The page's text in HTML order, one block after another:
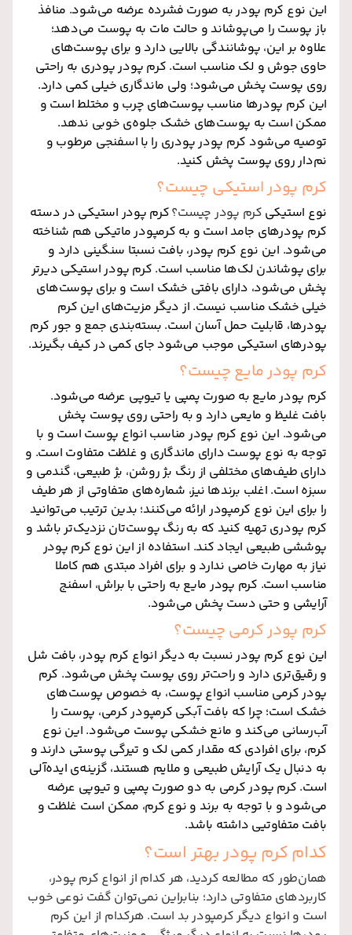
این نوع کرم پودر به صورت فشرده عرضه می‌شود. منافذ
باز پوست را می‌پوشاند و حالت مات به پوست می‌دهد؛
علاوه بر این، پوشانندگی بالایی دارد و برای پوست‌های
حاوی جوش و لک مناسب است. کرم پودر پودری به راحتی
روی پوست پخش می‌شود؛ ولی ماندگاری خیلی کمی دارد.
این کرم پودرها مناسب‌ پوست‌های چرب و مختلط است و
ممکن است به پوست‌های خشک جلوه‌ی خوبی ندهد.
توصیه می‌شود کرم پودر پودری را با اسفنجی مرطوب و
نم‌دار روی پوست پخش کنید.
کرم پودر استیکی چیست؟
نوع استیکی کرم پودر چیست؟کرم پودر استیکی در دسته
کرم پودرهای جامد است و به کرمپودر ماتیکی هم شناخته
می‌شود. این نوع کرم پودر، بافت نسبتا سنگینی دارد و
برای پوشاندن لک‌ها مناسب است. کرم پودر استیکی دیر‌تر
پخش می‌شود، دارای بافتی خشک است و برای پوست‌های
خیلی خشک مناسب نیست‌. از دیگر مزیت‌های این کرم
پودرها، قابلیت حمل آسان است. بسته‌بندی جمع و جور کرم
پودرهای استیکی موجب می‌شود جای کمی در کیف بگیرند.
کرم پودر مایع چیست؟
کرم پودر مایع به صورت پمپی یا تیوپی عرضه می‌شود.
بافت غلیظ و مایعی دارد و به راحتی روی پوست پخش
می‌شود. این نوع کرم پودر مناسب انواع پوست است و با
توجه به نوع پوست دارای ماندگاری و غلظت متفاوت است. و
دارای طیف‌های مختلفی از رنگ بژ روشن، بژ طبیعی، گندمی و
سبزه است. اغلب برندها نیز، شماره‌های متفاوتی از هر طیف
را برای این نوع کرم‎پودر ارائه می‌کنند؛ بدین ترتیب می‌توانید
کرم پودری تهیه کنید که به رنگ پوست‌تان نزدیک‌تر باشد و
پوششی طبیعی ایجاد کند. استفاده از این نوع کرم پودر
نیاز به مهارت خاصی ندارد و برای افراد مبتدی هم کاملا
مناسب است. کرم پودر مایع به راحتی با براش، اسفنج
آرایشی و حتی دست پخش می‌شود.
کرم پودر کرمی چیست؟
این نوع کرم پودر نسبت به دیگر انواع کرم پودر، بافت شل
و رقیق‌تری دارد و راحت‌تر روی پوست پخش می‌شود. کرم
پودر کرمی مناسب انواع پوست، به خصوص پوست‌های
خشک است؛ چرا که بافت آبکی کرم‎پودر کرمی، پوست را
آب‌رسانی می‌کند و مانع خشکی پوست می‌شود. این نوع
کرم، برای افرادی که مقدار کمی لک و تیرگی پوستی دارند و
به دنبال یک آرایش طبیعی و ملایم هستند، گزینه‌ی ایده‌آلی
است. کرم پودر کرمی به دو صورت پمپی و تیوپی عرضه
می‌شود و با توجه به برند و نوع کرم، ممکن است غلظت و
بافت متفاوتیی داشته باشد.
کدام کرم پودر بهتر است؟
همان‌طور که مطالعه کردید، هر کدام از انواع کرم پودر،
کاربردهای متفاوتی دارد؛ بنابراین نمی‌توان گفت نوعی خوب
است و انواع دیگر کرم‎پودر بد است. هرکدام از این کرم